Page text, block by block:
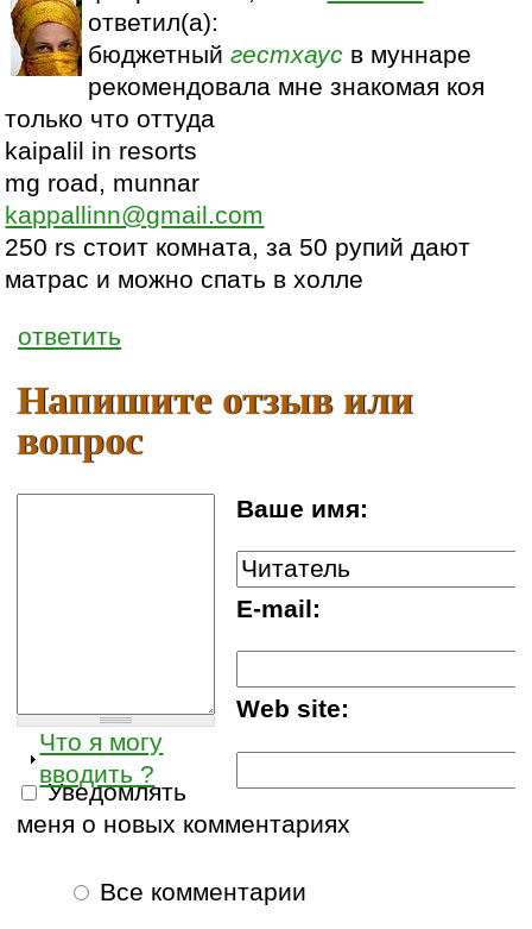
ответил(а):
бюджетныйгестхаус в муннаре
рекомендовала мне знакомая коя
только что оттуда
kaipalil in resorts
mg road, munnar
kappallinn@gmail.com
250 rs стоит комната, за 50 рупий дают
матрас и можно спать в холле
ответить
Напишите отзыв или
вопрос
Ваше имя:
E-mail:
Web site:
Что я могу
вводить ?
Уведомлять
меня о новых комментариях
Все комментарии